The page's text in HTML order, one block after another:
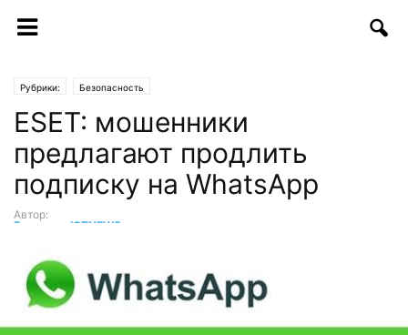
Рубрики: Безопасность
ESET: мошенники
предлагают продлить
подписку на WhatsApp
Автор:
Редакция ICTNEWS